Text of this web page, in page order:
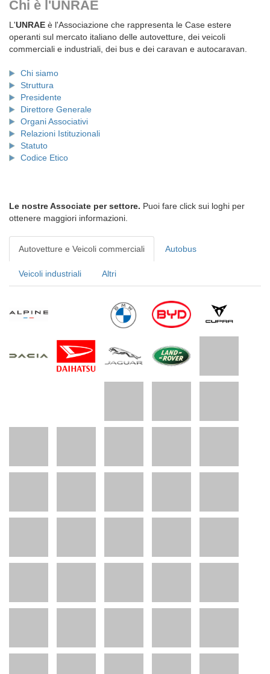
Chi è l'UNRAE
L'UNRAE è l'Associazione che rappresenta le Case estere
operanti sul mercato italiano delle autovetture, dei veicoli
commerciali e industriali, dei bus e dei caravan e autocaravan.
Chi siamo
Struttura
Presidente
Direttore Generale
Organi Associativi
Relazioni Istituzionali
Statuto
Codice Etico
Le nostre Associate per settore. Puoi fare click sui loghi per
ottenere maggiori informazioni.
Autovetture e Veicoli commerciali Autobus
Veicoli industriali Altri